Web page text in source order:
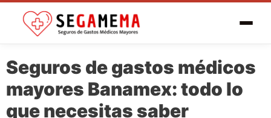
Seguros de gastos médicos
mayores Banamex: todo lo
que necesitas saber